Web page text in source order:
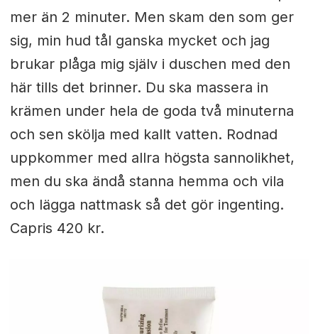
mer än 2 minuter. Men skam den som ger
sig, min hud tål ganska mycket och jag
brukar plåga mig själv i duschen med den
här tills det brinner. Du ska massera in
krämen under hela de goda två minuterna
och sen skölja med kallt vatten. Rodnad
uppkommer med allra högsta sannolikhet,
men du ska ändå stanna hemma och vila
och lägga nattmask så det gör ingenting.
Capris 420 kr.